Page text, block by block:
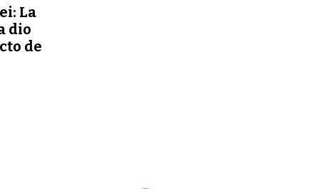
La
dio
de